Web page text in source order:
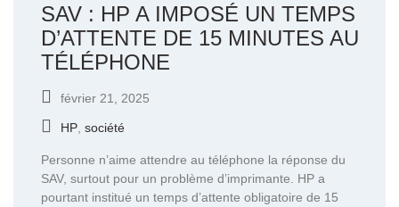
SAV : HP A IMPOSÉ UN TEMPS
D’ATTENTE DE 15 MINUTES AU
TÉLÉPHONE
février 21, 2025
HP société
Personne n’aime attendre au téléphone la réponse du
SAV, surtout pour un problème d’imprimante. HP a
pourtant institué un temps d’attente obligatoire de 15